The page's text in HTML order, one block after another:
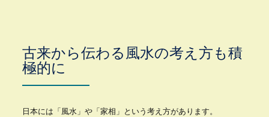
古来から伝わる風水の考え方も積
極的に
日本には「風水」や「家相」という考え方があります。